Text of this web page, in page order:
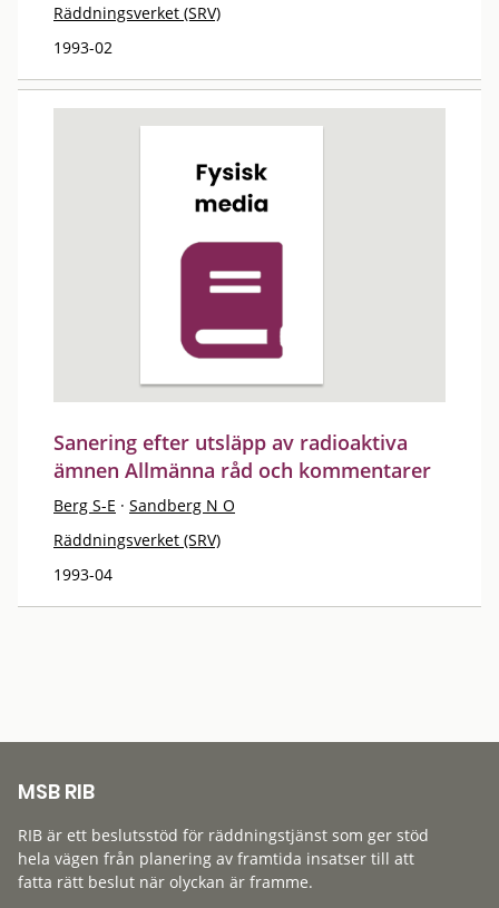
Räddningsverket (SRV)
1993-02
Sanering efter utsläpp av radioaktiva
ämnen Allmänna råd och kommentarer
Berg S-E · Sandberg N O
Räddningsverket (SRV)
1993-04
MSB RIB
RIB är ett beslutsstöd för räddningstjänst som ger stöd
hela vägen från planering av framtida insatser till att
fatta rätt beslut när olyckan är framme.